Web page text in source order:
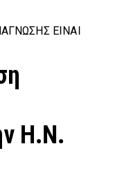
ΕΊΝΑΙ
Η.Ν.